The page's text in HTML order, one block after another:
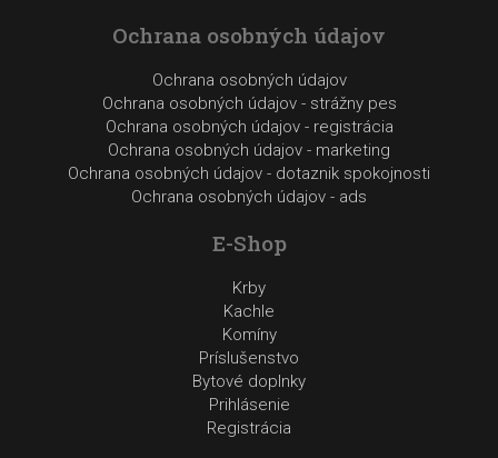
Ochrana osobných údajov
Ochrana osobných údajov
Ochrana osobných údajov - strážny pes
Ochrana osobných údajov - registrácia
Ochrana osobných údajov - marketing
Ochrana osobných údajov - dotaznik spokojnosti
Ochrana osobných údajov - ads
E-Shop
Krby
Kachle
Komíny
Príslušenstvo
Bytové doplnky
Prihlásenie
Registrácia